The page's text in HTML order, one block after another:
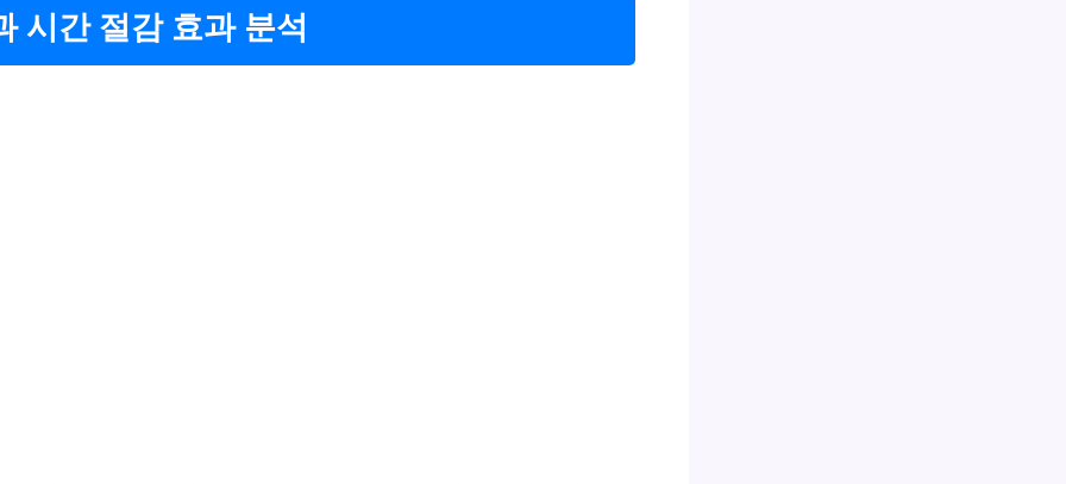
시간 절감 효과 분석